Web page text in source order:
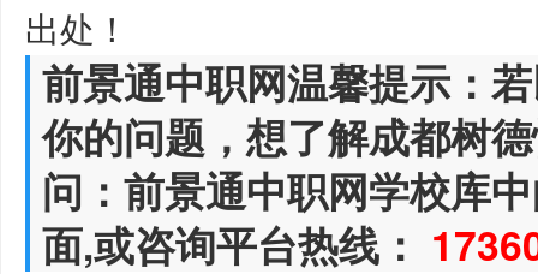
出处！
前景通中职网温馨提示：
你的问题，想了解成都树
问：前景通中职网学校库
面,或咨询平台热线：